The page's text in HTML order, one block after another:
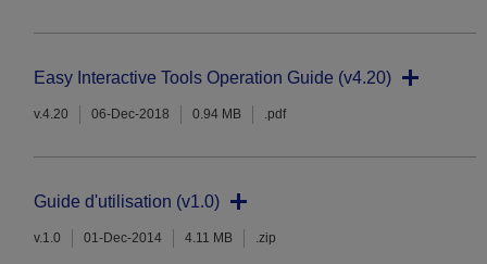
Easy Interactive Tools Operation Guide (v4.20)
v.4.20 06-Dec-2018 0.94 MB .pdf
Guide d'utilisation (v1.0)
v.1.0 01-Dec-2014 4.11 MB .zip